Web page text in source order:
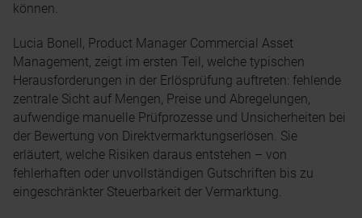
können.
Lucia Bonell, Product Manager Commercial Asset
Management, zeigt im ersten Teil, welche typischen
Herausforderungen in der Erlösprüfung auftreten: fehlende
zentrale Sicht auf Mengen, Preise und Abregelungen,
aufwendige manuelle Prüfprozesse und Unsicherheiten bei
der Bewertung von Direktvermarktungserlösen. Sie
erläutert, welche Risiken daraus entstehen – von
fehlerhaften oder unvollständigen Gutschriften bis zu
eingeschränkter Steuerbarkeit der Vermarktung.